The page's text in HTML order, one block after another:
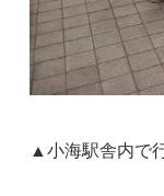
▲小海駅舎内で